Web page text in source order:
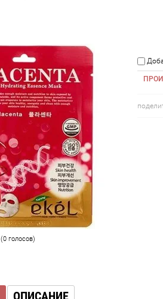
(0 голосов)
ОПИСАНИЕ